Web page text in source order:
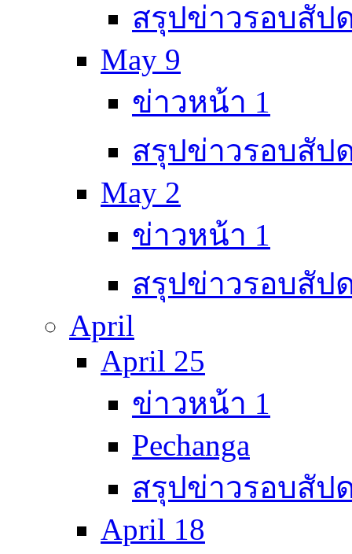
สรุปข่าวรอบสัป
May 9
ข่าวหน้า 1
สรุปข่าวรอบสัป
May 2
ข่าวหน้า 1
สรุปข่าวรอบสัป
April
April 25
ข่าวหน้า 1
Pechanga
สรุปข่าวรอบสัป
April 18